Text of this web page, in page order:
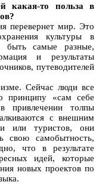
какая-то польза в
перевернет мир. Это
культуры в
быть самые разные,
и результаты
путеводителей
Сейчас люди все
принципу «сам себе
привлечении толпы
с внешним
или туристов, они
свою самобытность,
что в результате
идей, которые
новых проектов по